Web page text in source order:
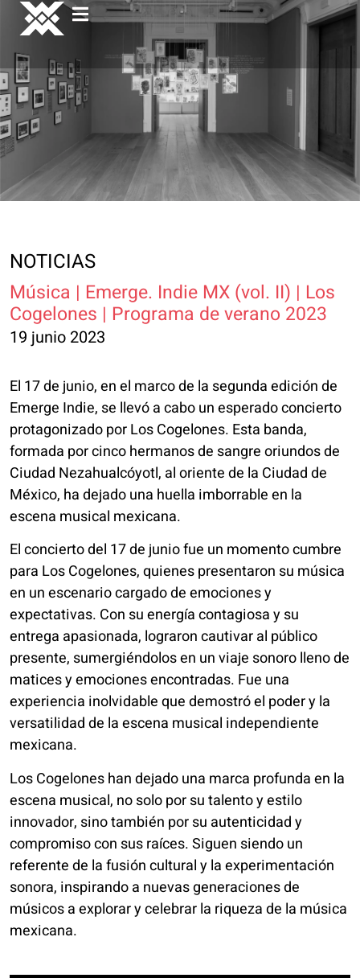
NOTICIAS
Música | Emerge. Indie MX (vol. II) | Los
Cogelones | Programa de verano 2023
19 junio 2023
El 17 de junio, en el marco de la segunda edición de
Emerge Indie, se llevó a cabo un esperado concierto
protagonizado por Los Cogelones. Esta banda,
formada por cinco hermanos de sangre oriundos de
Ciudad Nezahualcóyotl, al oriente de la Ciudad de
México, ha dejado una huella imborrable en la
escena musical mexicana.
El concierto del 17 de junio fue un momento cumbre
para Los Cogelones, quienes presentaron su música
en un escenario cargado de emociones y
expectativas. Con su energía contagiosa y su
entrega apasionada, lograron cautivar al público
presente, sumergiéndolos en un viaje sonoro lleno de
matices y emociones encontradas. Fue una
experiencia inolvidable que demostró el poder y la
versatilidad de la escena musical independiente
mexicana.
Los Cogelones han dejado una marca profunda en la
escena musical, no solo por su talento y estilo
innovador, sino también por su autenticidad y
compromiso con sus raíces. Siguen siendo un
referente de la fusión cultural y la experimentación
sonora, inspirando a nuevas generaciones de
músicos a explorar y celebrar la riqueza de la música
mexicana.